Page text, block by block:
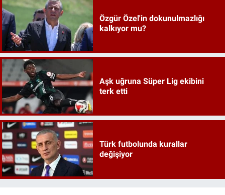
Özgür Özel'in dokunulmazlığı
kalkıyor mu?
Aşk uğruna Süper Lig ekibini
terk etti
Türk futbolunda kurallar
değişiyor